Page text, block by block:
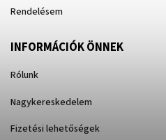
Rendelésem
INFORMÁCIÓK ÖNNEK
Rólunk
Nagykereskedelem
Fizetési lehetőségek